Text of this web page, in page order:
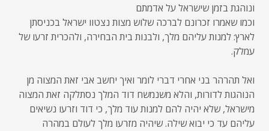
ונוהגת בזמן שישראל על אדמתם
וכמו שאמרו זכרונם לברכה שלוש מצות נצטוו ישראל בכניסתן
לארץ: למנות עליהם מלך, ולבנות בית הבחירה, ולהכרית זרעו של
עמלק.
ואל תהרהר בני אחרי דברי לומר ואיך יחשב אבי זאת המצוה מן
הנוהגות לדורות, והלא משנמשח דוד המלך נסתלקה זאת המצוה
מישראל, שלא יהיה להם למנות עוד מלך, כי דוד וזרעו נשיאים
עליהם עד כי יבוא שילה. שיהיה מזרעו מלך לעולם במהרה